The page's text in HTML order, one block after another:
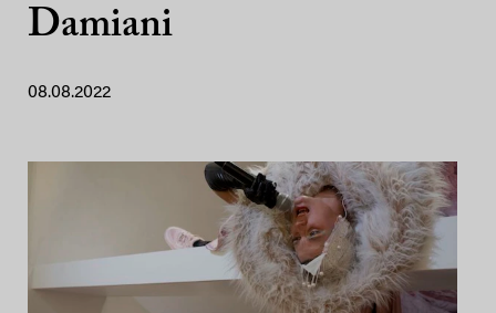
Damiani
08.08.2022